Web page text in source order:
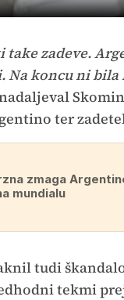
zadeve.
koncu ni bila
ter
zmaga
mundialu
tudi
tekmi